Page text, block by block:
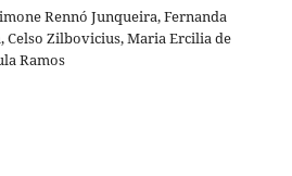
Rennó Junqueira, Fernanda
Celso Zilbovicius, Maria Ercilia de
Ramos